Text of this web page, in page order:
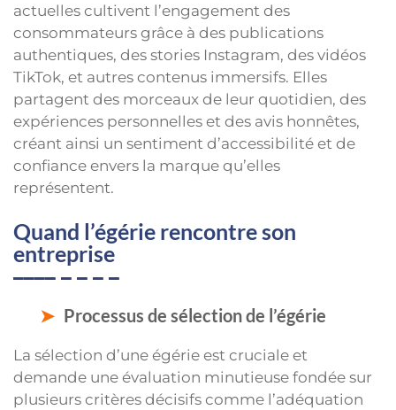
actuelles cultivent l’engagement des
consommateurs grâce à des publications
authentiques, des stories Instagram, des vidéos
TikTok, et autres contenus immersifs. Elles
partagent des morceaux de leur quotidien, des
expériences personnelles et des avis honnêtes,
créant ainsi un sentiment d’accessibilité et de
confiance envers la marque qu’elles
représentent.
Quand l’égérie rencontre son
entreprise
Processus de sélection de l’égérie
La sélection d’une égérie est cruciale et
demande une évaluation minutieuse fondée sur
plusieurs critères décisifs comme l’adéquation